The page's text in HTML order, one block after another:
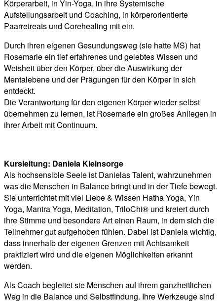
Körperarbeit, in Yin-Yoga, in ihre Systemische
Aufstellungsarbeit und Coaching, in körperorientierte
Paarretreats und Corehealing mit ein.
Durch ihren eigenen Gesundungsweg (sie hatte MS) hat
Rosemarie ein tief erfahrenes und gelebtes Wissen und
Weisheit über den Körper, über die Auswirkung der
Mentalebene und der Prägungen für den Körper in sich
entdeckt.
Die Verantwortung für den eigenen Körper wieder selbst
übernehmen zu lernen, ist Rosemarie ein großes Anliegen in
ihrer Arbeit mit Continuum.
Kursleitung: Daniela Kleinsorge
Als hochsensible Seele ist Danielas Talent, wahrzunehmen
was die Menschen in Balance bringt und in der Tiefe bewegt.
Sie unterrichtet mit viel Liebe & Wissen Hatha Yoga, Yin
Yoga, Mantra Yoga, Meditation, TriloChi® und kreiert durch
ihre Stimme und besondere Art einen Raum, in dem sich die
Teilnehmer gut aufgehoben fühlen. Dabei ist Daniela wichtig,
dass innerhalb der eigenen Grenzen mit Achtsamkeit
praktiziert wird und die eigenen Möglichkeiten erkannt
werden.
Als Coach begleitet sie Menschen auf ihrem ganzheitlichen
Weg in die Balance und Selbstfindung. Ihre Werkzeuge sind